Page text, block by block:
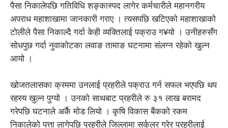
पैसा निकालेपछि गतिविधि शङ्कास्पद लागेर कर्मचारीले महानगरीय
अपराध महाशाखामा जानकारी गराए । त्यसपछि खटिएको महाशाखाको
टोलीले पैसा निकाल्दै गर्दा केही व्यक्तिलाई पक्राउ ग¥यो । उनीहरुसँग
सोधपुछ गर्दा नुवाकोटका लवाङ तामाङ घटनामा संलग्न रहेको खुल्न
आयो ।
खोजतलासका क्रममा उनलाई प्रहरीले पक्राउ गर्न सफल भएपछि थप
रहस्य खुल्न पुग्यो । उनको साथबाट प्रहरीले रु ३१ लाख बरामद
गरेपछि घटनाले अर्कै मोड लियो । कृषि विकास बैंकको रकम
निकालेको पत्ता लागेपछि प्रहरीले जिल्लामा सर्कुलर गरेर प्रहरीलाई